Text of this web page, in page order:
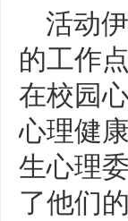
活动
的工作
在校园
心理健
生心理
了他们